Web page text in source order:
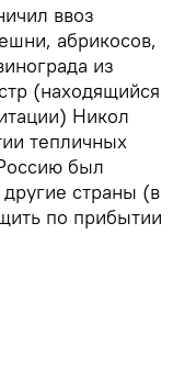
ввоз
абрикосов,
из
(находящийся
Никол
тепличных
был
страны (в
по прибытии